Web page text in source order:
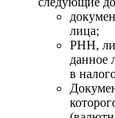
лица;
РНН,
данное
в